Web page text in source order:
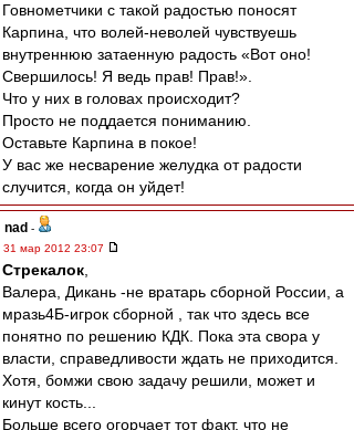
Говнометчики с такой радостью поносят
Карпина, что волей-неволей чувствуешь
внутреннюю затаенную радость «Вот оно!
Свершилось! Я ведь прав! Прав!».
Что у них в головах происходит?
Просто не поддается пониманию.
Оставьте Карпина в покое!
У вас же несварение желудка от радости
случится, когда он уйдет!
nad -
31 мар 2012 23:07
Стрекалок
Валера, Дикань -не вратарь сборной России, а
мразь4Б-игрок сборной , так что здесь все
понятно по решению КДК. Пока эта свора у
власти, справедливости ждать не приходится.
Хотя, бомжи свою задачу решили, может и
кинут кость...
Больше всего огорчает тот факт, что не